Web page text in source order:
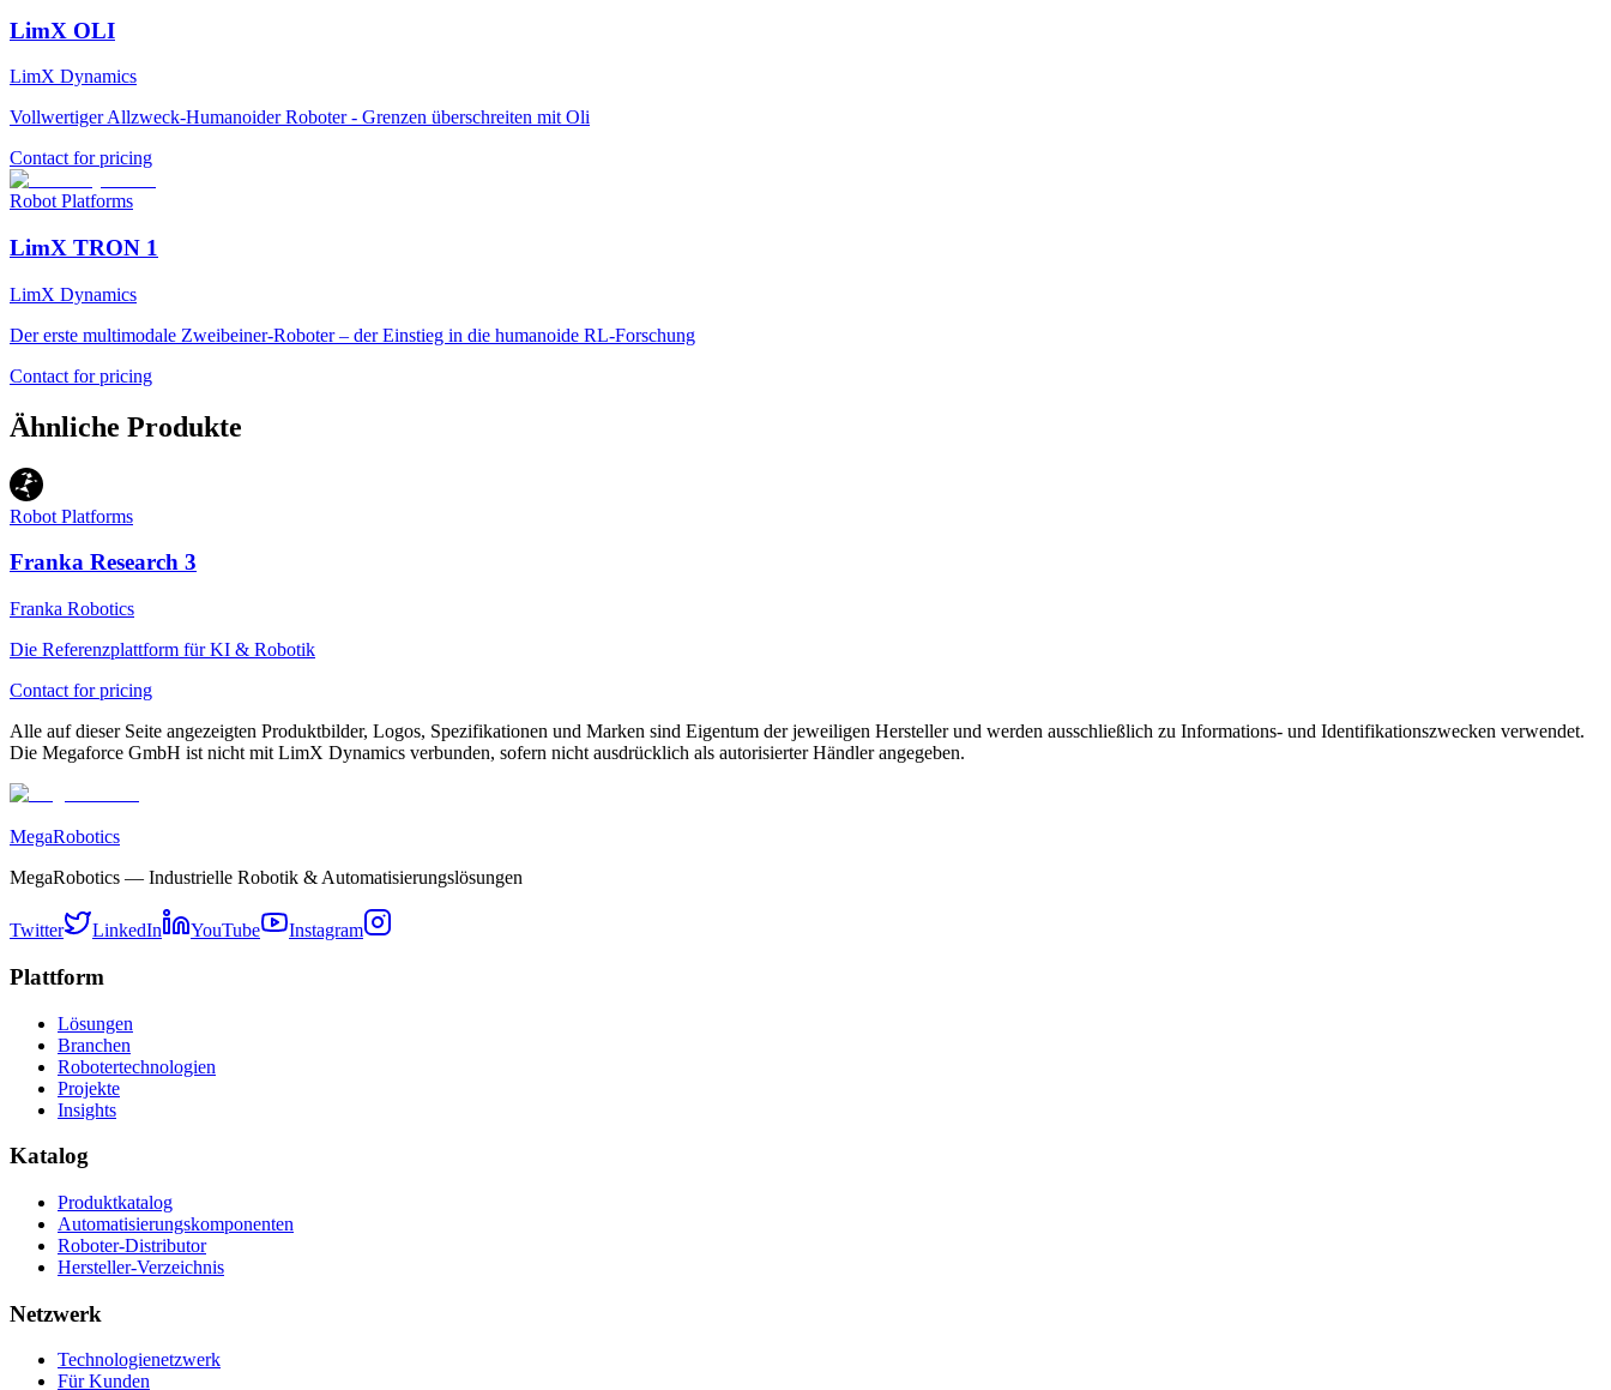
LimX OLI
LimX Dynamics
Vollwertiger Allzweck-Humanoider Roboter - Grenzen überschreiten mit Oli
Contact for pricing
Robot Platforms
LimX TRON 1
LimX Dynamics
Der erste multimodale Zweibeiner-Roboter – der Einstieg in die humanoide RL-Forschung
Contact for pricing
Ähnliche Produkte
Robot Platforms
Franka Research 3
Franka Robotics
Die Referenzplattform für KI & Robotik
Contact for pricing
Alle auf dieser Seite angezeigten Produktbilder, Logos, Spezifikationen und Marken sind Eigentum der jeweiligen Hersteller und werden ausschließlich zu Informations- und Identifikationszwecken verwendet.
Die Megaforce GmbH ist nicht mit LimX Dynamics verbunden, sofern nicht ausdrücklich als autorisierter Händler angegeben.
MegaRobotics
MegaRobotics — Industrielle Robotik & Automatisierungslösungen
Twitter LinkedIn YouTube Instagram
Plattform
Lösungen
Branchen
Robotertechnologien
Projekte
Insights
Katalog
Produktkatalog
Automatisierungskomponenten
Roboter-Distributor
Hersteller-Verzeichnis
Netzwerk
Technologienetzwerk
Für Kunden